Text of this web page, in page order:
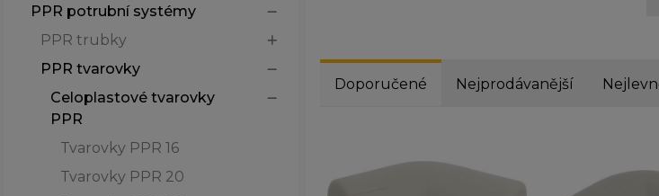
PPR potrubní systémy
PPR trubky
PPR tvarovky
Celoplastové tvarovky
PPR
Tvarovky PPR 16
Tvarovky PPR 20
Doporučené Nejprodávanější